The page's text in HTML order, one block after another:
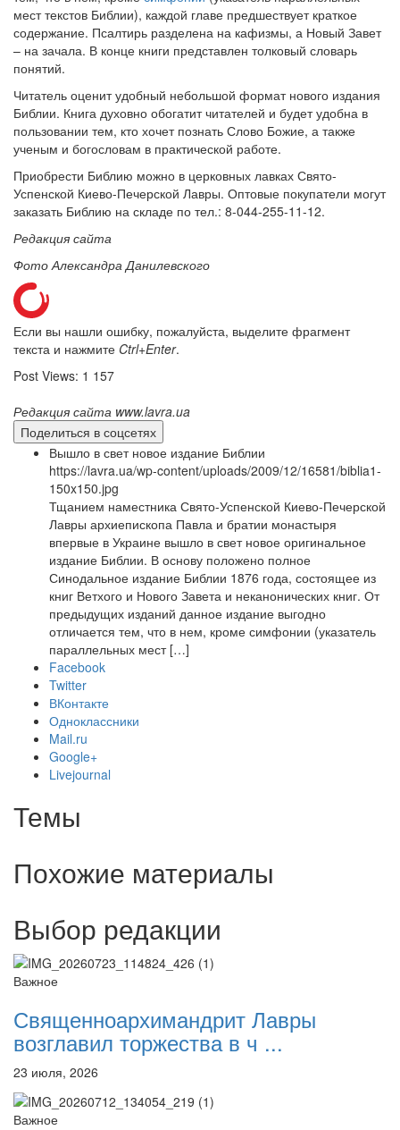
Онлайн трансляции
12 сентября 2015Название трансляции
12 сентября 2015Название трансляции
12 сентября 2015 Название трансляции
12 сентября 2015 Название трансляции
12 сентября 2015
12 сентября 2015Название трансляции
12 сентября 2015Название трансляции
12 сентября 2015Название трансляции
Перейти к архиву
мест текстов Библии), каждой главе предшествует краткое
содержание. Псалтирь разделена на кафизмы, а Новый Завет
– на зачала. В конце книги представлен толковый словарь
понятий.
Читатель оценит удобный небольшой формат нового издания
Библии. Книга духовно обогатит читателей и будет удобна в
пользовании тем, кто хочет познать Слово Божие, а также
ученым и богословам в практической работе.
Приобрести Библию можно в церковных лавках Свято-
Успенской Киево-Печерской Лавры. Оптовые покупатели могут
заказать Библию на складе по тел.: 8-044-255-11-12.
Редакция сайта
Фото Александра Данилевского
Если вы нашли ошибку, пожалуйста, выделите фрагмент
текста и нажмите Ctrl+Enter.
Post Views: 1 157
Редакция сайта www.lavra.ua
Поделиться в соцсетях
Вышло в свет новое издание Библии
https://lavra.ua/wp-content/uploads/2009/12/16581/biblia1-
150x150.jpg
Тщанием наместника Свято-Успенской Киево-Печерской
Лавры архиепископа Павла и братии монастыря
впервые в Украине вышло в свет новое оригинальное
издание Библии. В основу положено полное
Синодальное издание Библии 1876 года, состоящее из
книг Ветхого и Нового Завета и неканонических книг. От
предыдущих изданий данное издание выгодно
отличается тем, что в нем, кроме симфонии (указатель
параллельных мест […]
Facebook
Twitter
ВКонтакте
Одноклассники
Mail.ru
Google+
Livejournal
Темы
Похожие материалы
Выбор редакции
Важное
Священноархимандрит Лавры
возглавил торжества в ч ...
23 июля, 2026
Важное